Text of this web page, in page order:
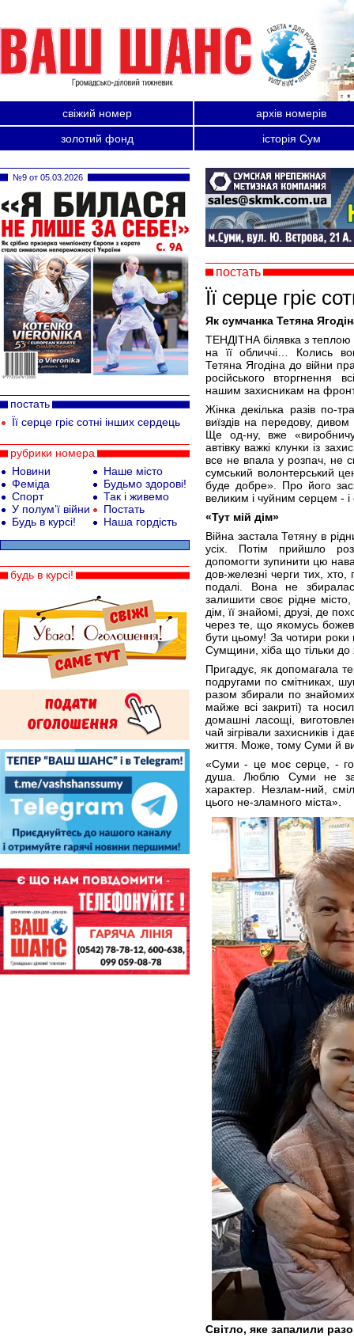
свіжий номер
архів номерів
золотий фонд
історія Сум
постать
Її серце гріє
Як сумчанка Тетяна
ТЕНДІТНА білявка з теплою
на її обличчі… Колись
Тетяна Ягодіна до війни
російського вторгнення
нашим захисникам на
Жінка декілька разів по-
виїздів на передову,
Ще од-ну, вже
автівку важкі клунки із
все не впала у розпач, не
сумський волонтерський
буде добре». Про його
великим і чуйним серцем - і
«Тут мій дім»
Війна застала Тетяну в
усіх. Потім прийшло
допомогти зупинити цю
дов-железні черги тих,
подалі. Вона не
залишити своє рідне
дім, її знайомі, друзі, де
через те, що якомусь
бути цьому! За чотири роки
Сумщини, хіба що тільки до
Пригадує, як допомагала
подругами по смітниках,
разом збирали по
майже всі закриті) та
домашні ласощі,
чай зігрівали захисників і
життя. Може, тому Суми й
«Суми - це моє серце, -
душа. Люблю Суми не за
характер. Незлам-ний,
цього не-зламного міста».
Світло, яке запалили
№9 от 05.03.2026
постать
Її серце гріє сотні інших сердець
рубрики номера
Новини
Феміда
Спорт
У полум’ї війни
Будь в курсі!
Наше місто
Будьмо здорові!
Так і живемо
Постать
Наша гордість
будь в курсі!